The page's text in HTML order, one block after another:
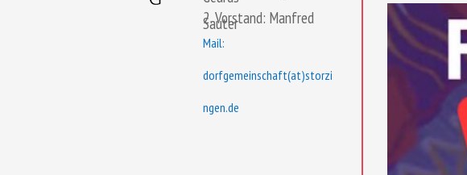
2. Vorstand: Manfred
Sauter
Mail:
dorfgemeinschaft(at)storzi
ngen.de